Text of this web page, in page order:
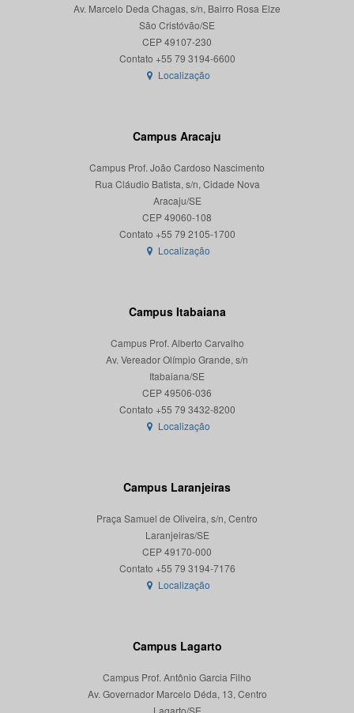
Av. Marcelo Deda Chagas, s/n, Bairro Rosa Elze
São Cristóvão/SE
CEP 49107-230
Localização
Campus Aracaju
Campus Prof. João Cardoso Nascimento
Rua Cláudio Batista, s/n, Cidade Nova
Aracaju/SE
CEP 49060-108
Localização
Campus Itabaiana
Campus Prof. Alberto Carvalho
Av. Vereador Olímpio Grande, s/n
Itabaiana/SE
CEP 49506-036
Localização
Campus Laranjeiras
Praça Samuel de Oliveira, s/n, Centro
Laranjeiras/SE
CEP 49170-000
Localização
Campus Lagarto
Campus Prof. Antônio Garcia Filho
Av. Governador Marcelo Déda, 13, Centro